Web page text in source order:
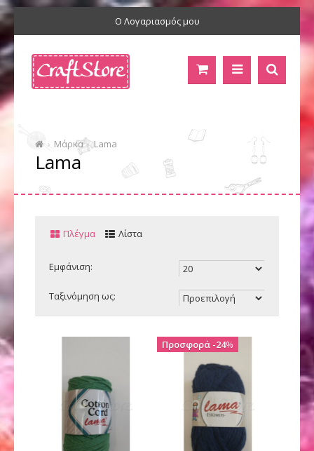
Ο Λογαριασμός μου
Μάρκα Lama
Lama
Πλέγμα Λίστα
Εμφάνιση:
Ταξινόμηση ως:
24%